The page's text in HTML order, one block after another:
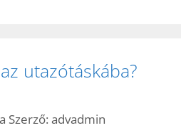
utazótáskába?
Szerző: advadmin